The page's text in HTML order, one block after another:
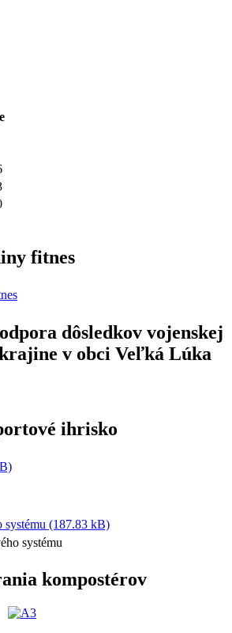
fitnes
dôsledkov vojenskej
v obci Veľká Lúka
ihrisko
systému (187.83 kB)
kompostérov